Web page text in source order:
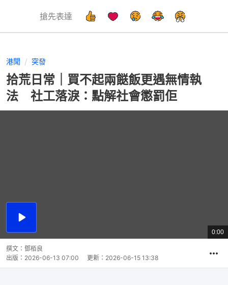
搶先表達
港聞 突發
拾荒日常｜買不起兩餸飯更遇無情執
法 社工落淚：點解社會懲罰佢
播
總
共
0:00
撰文： 鄧栢良
出版： 2026-06-13 07:00 更新： 2026-06-15 13:38